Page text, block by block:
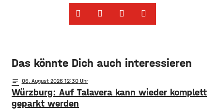
Das könnte Dich auch interessieren
notes 06. August 2026 12:30
Würzburg: Auf Talavera kann wieder komplett
geparkt werden